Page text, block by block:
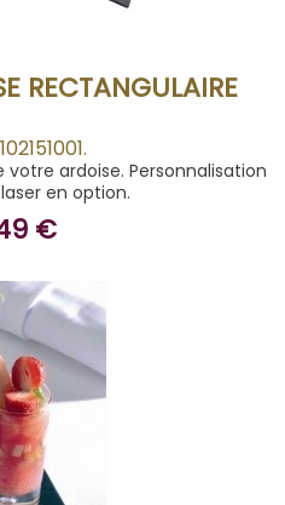
RECTANGULAIRE
votre ardoise. Personnalisation
en option.
€